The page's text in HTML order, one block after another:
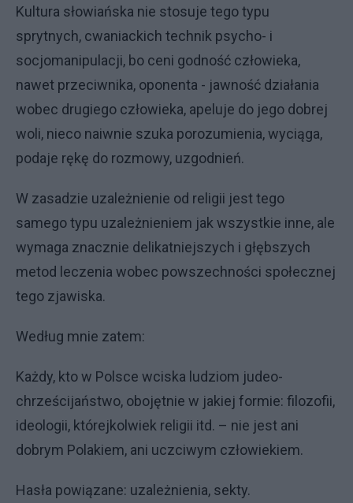
Kultura słowiańska nie stosuje tego typu
sprytnych, cwaniackich technik psycho- i
socjomanipulacji, bo ceni godność człowieka,
nawet przeciwnika, oponenta - jawność działania
wobec drugiego człowieka, apeluje do jego dobrej
woli, nieco naiwnie szuka porozumienia, wyciąga,
podaje rękę do rozmowy, uzgodnień.
W zasadzie uzależnienie od religii jest tego
samego typu uzależnieniem jak wszystkie inne, ale
wymaga znacznie delikatniejszych i głębszych
metod leczenia wobec powszechności społecznej
tego zjawiska.
Według mnie zatem:
Każdy, kto w Polsce wciska ludziom judeo-
chrześcijaństwo, obojętnie w jakiej formie: filozofii,
ideologii, którejkolwiek religii itd. – nie jest ani
dobrym Polakiem, ani uczciwym człowiekiem.
Hasła powiązane: uzależnienia, sekty.